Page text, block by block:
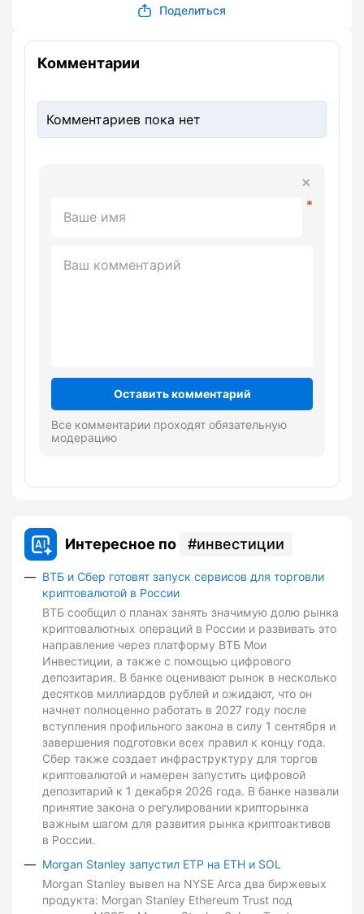
Поделиться
Комментарии
Комментариев пока нет
Оставить комментарий
Все комментарии проходят обязательную
модерацию
Интересное по инвестиции
ВТБ и Сбер готовят запуск сервисов для торговли
криптовалютой в России
ВТБ сообщил о планах занять значимую долю рынка
криптовалютных операций в России и развивать это
направление через платформу ВТБ Мои
Инвестиции, а также с помощью цифрового
депозитария. В банке оценивают рынок в несколько
десятков миллиардов рублей и ожидают, что он
начнет полноценно работать в 2027 году после
вступления профильного закона в силу 1 сентября и
завершения подготовки всех правил к концу года.
Сбер также создает инфраструктуру для торгов
криптовалютой и намерен запустить цифровой
депозитарий к 1 декабря 2026 года. В банке назвали
принятие закона о регулировании крипторынка
важным шагом для развития рынка криптоактивов
в России.
Morgan Stanley запустил ETP на ETH и SOL
Morgan Stanley вывел на NYSE Arca два биржевых
продукта: Morgan Stanley Ethereum Trust под